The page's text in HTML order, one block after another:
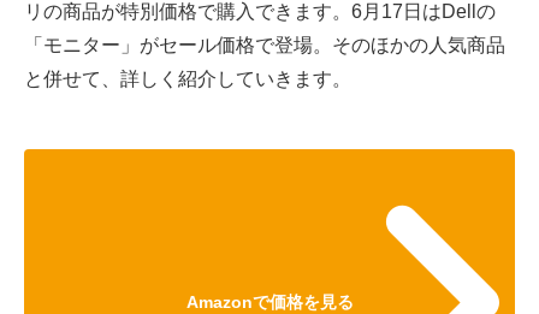
リの商品が特別価格で購入できます。6月17日はDellの
「モニター」がセール価格で登場。そのほかの人気商品
と併せて、詳しく紹介していきます。
Amazonで価格を見る